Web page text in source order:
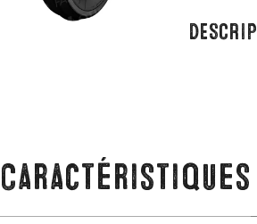
Caractéristiques